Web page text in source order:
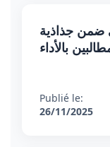
ضمن جذاذية
بالأداء
Publié le:
26/11/2025